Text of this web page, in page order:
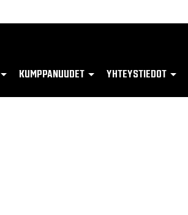
KUMPPANUUDET YHTEYSTIEDOT